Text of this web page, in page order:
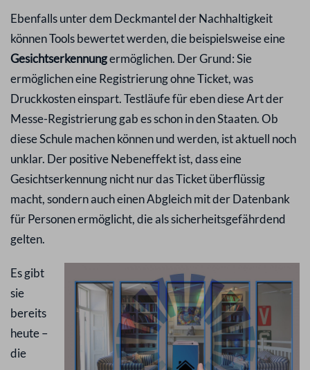
Ebenfalls unter dem Deckmantel der Nachhaltigkeit
können Tools bewertet werden, die beispielsweise eine
Gesichtserkennungermöglichen. Der Grund: Sie
ermöglichen eine Registrierung ohne Ticket, was
Druckkosten einspart. Testläufe für eben diese Art der
Messe-Registrierung gab es schon in den Staaten. Ob
diese Schule machen können und werden, ist aktuell noch
unklar. Der positive Nebeneffekt ist, dass eine
Gesichtserkennung nicht nur das Ticket überflüssig
macht, sondern auch einen Abgleich mit der Datenbank
für Personen ermöglicht, die als sicherheitsgefährdend
gelten.
Es gibt
sie
bereits
heute –
die